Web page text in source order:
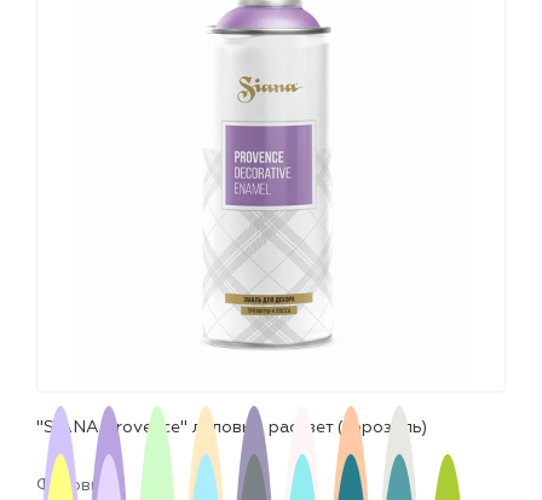
"SIANA Provence" лиловый рассвет (аэрозоль)
Фасовка: